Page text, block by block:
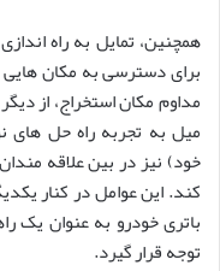
همچنین، تمایل به راه
برای دسترسی به مکان هایی
مداوم مکان استخراج، از
خود) نیز در بین علاقه
کند. این عوامل در کنار
باتری خودرو به عنوان یک
توجه قرار گیرد.